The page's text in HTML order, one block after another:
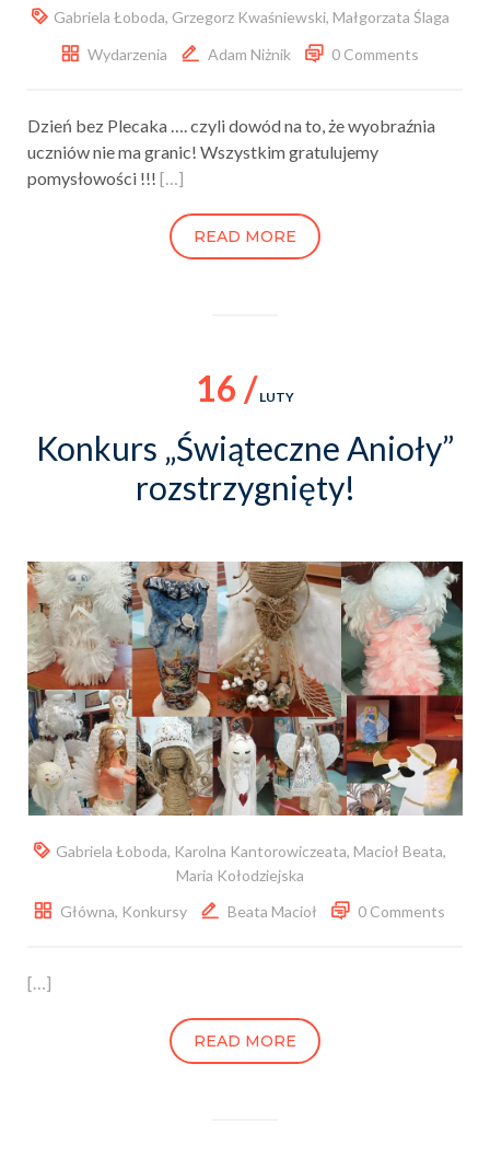
Gabriela Łoboda, Grzegorz Kwaśniewski, Małgorzata Ślaga
Wydarzenia
Adam Niżnik 0 Comments
Dzień bez Plecaka …. czyli dowód na to, że wyobraźnia
uczniów nie ma granic! Wszystkim gratulujemy
pomysłowości !!! […]
READ MORE
16 / LUTY
Konkurs „Świąteczne Anioły”
rozstrzygnięty!
Gabriela Łoboda, Karolna Kantorowiczeata, Macioł Beata,
Maria Kołodziejska
Główna, Konkursy Beata Macioł 0 Comments
[…]
READ MORE